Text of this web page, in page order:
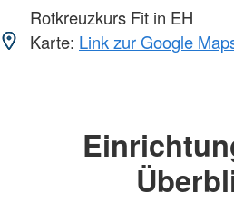
Rotkreuzkurs Fit in EH
Karte: Link zur Google